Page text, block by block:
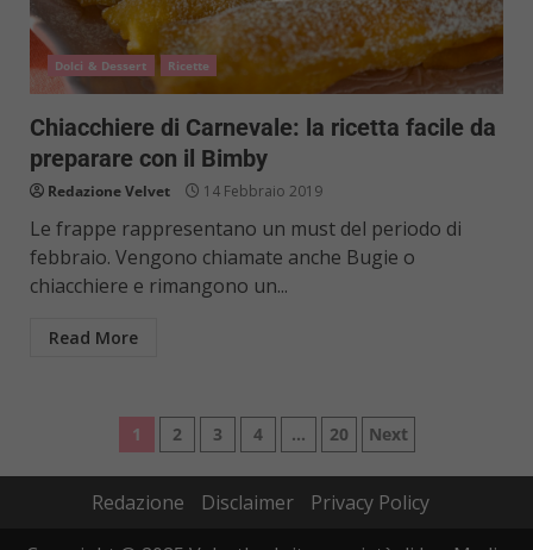
Dolci & Dessert Ricette
Chiacchiere di Carnevale: la ricetta facile da
preparare con il Bimby
Redazione Velvet 14 Febbraio 2019
Le frappe rappresentano un must del periodo di
febbraio. Vengono chiamate anche Bugie o
chiacchiere e rimangono un...
Read More
Paginazione
degli
1 2 3 4 … 20 Next
Redazione Disclaimer
Privacy Policy